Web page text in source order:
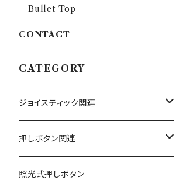
Bullet Top
CONTACT
CATEGORY
ジョイスティック関連
ジョイスティック本体
コネクタ接続型
ジョイスティック関連部品
押しボタン関連
押しボタン_30φ
照光式押しボタン